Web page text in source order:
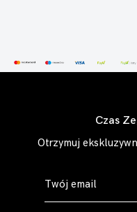
Czas
Otrzymuj